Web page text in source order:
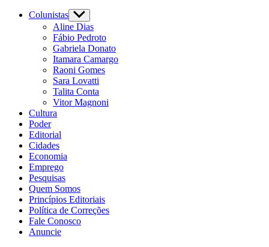
Colunistas
Aline Dias
Fábio Pedroto
Gabriela Donato
Itamara Camargo
Raoni Gomes
Sara Lovatti
Talita Conta
Vitor Magnoni
Cultura
Poder
Editorial
Cidades
Economia
Emprego
Pesquisas
Quem Somos
Princípios Editoriais
Política de Correções
Fale Conosco
Anuncie